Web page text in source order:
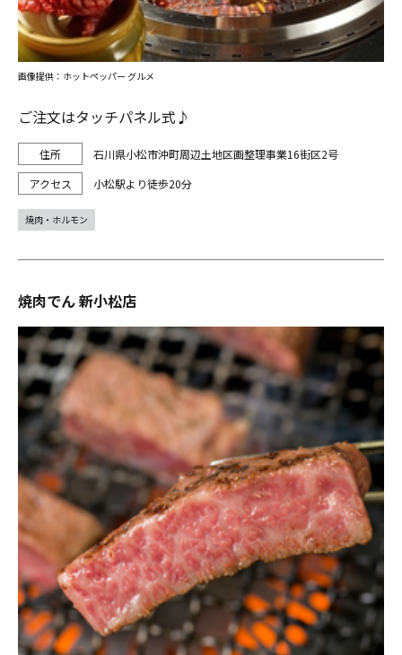
ご注文はタッチパネル式♪
石川県小松市沖町周辺土地区画整理事業16街区2号
小松駅より徒歩20分
画像提供：ホットペッパー グルメ
焼肉・ホルモン
焼肉でん 新小松店